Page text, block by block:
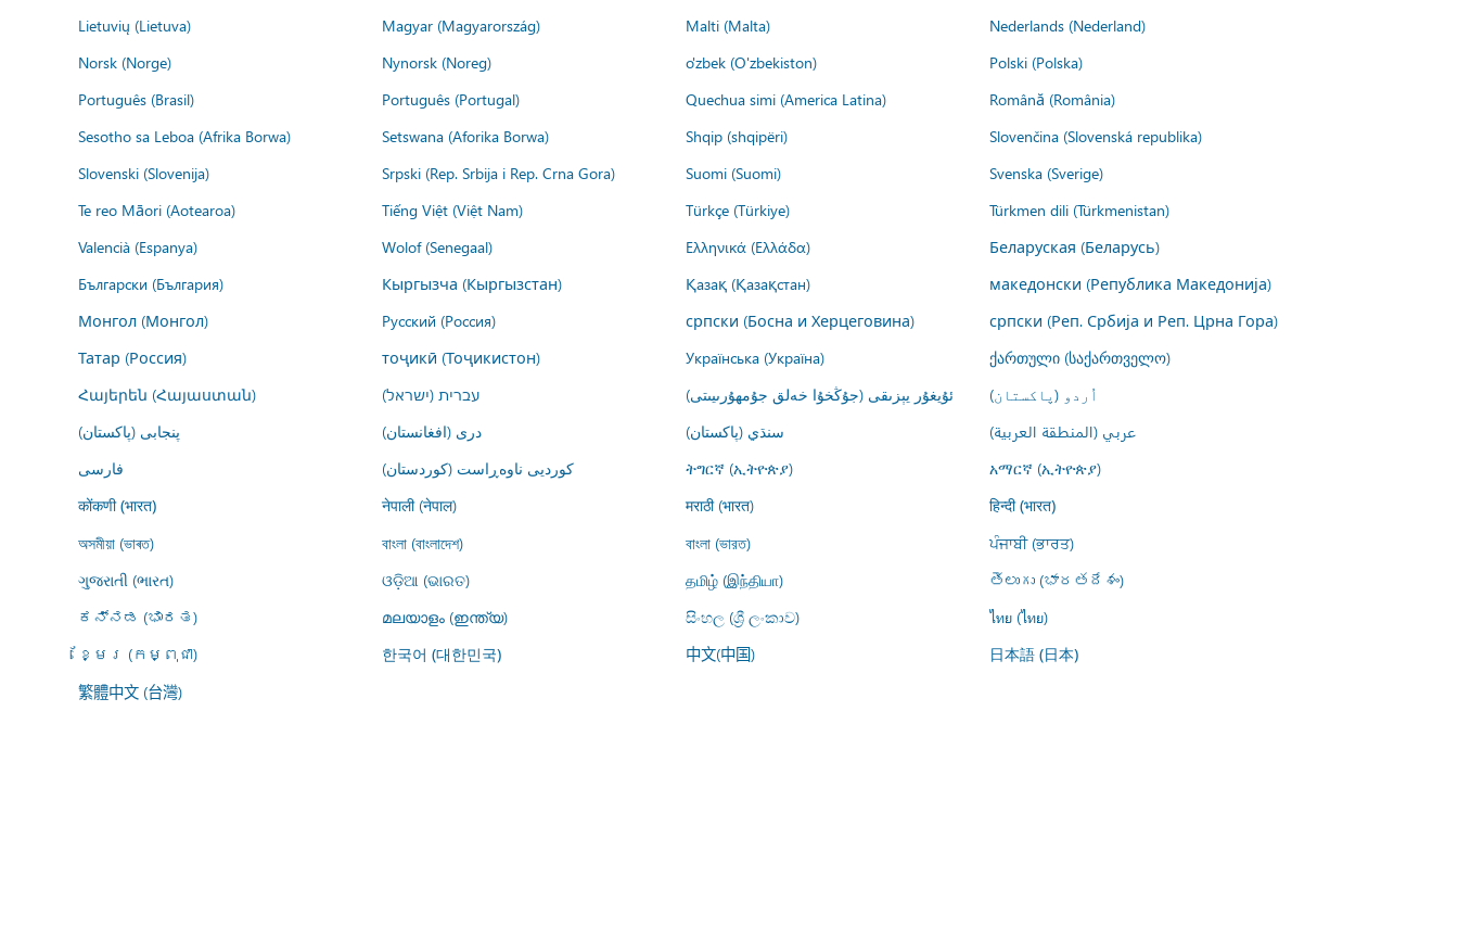
Lietuvių (Lietuva)
Magyar (Magyarország) Malti (Malta)
Nederlands (Nederland)
Norsk (Norge)
Nynorsk (Noreg) o'zbek (O'zbekiston)
Polski (Polska)
Português (Brasil)
Português (Portugal) Quechua simi (America Latina)
Română (România)
Sesotho sa Leboa (Afrika Borwa)
Setswana (Aforika Borwa) Shqip (shqipëri)
Slovenčina (Slovenská republika)
Slovenski (Slovenija)
Srpski (Rep. Srbija i Rep. Crna Gora) Suomi (Suomi)
Svenska (Sverige)
Te reo Māori (Aotearoa)
Tiếng Việt (Việt Nam) Türkçe (Türkiye)
Türkmen dili (Türkmenistan)
Valencià (Espanya)
Wolof (Senegaal) Ελληνικά (Ελλάδα)
Беларуская (Беларусь)
Български (България)
Кыргызча (Кыргызстан) Қазақ (Қазақстан)
македонски (Република Македонија)
Монгол (Монгол)
Русский (Россия) српски (Босна и Херцеговина)
српски (Реп. Србија и Реп. Црна Гора)
Татар (Россия)
тоҷикӣ (Тоҷикистон) Українська (Україна)
ქართული (საქართველო)
Հայերեն (Հայաստան)
עברית (ישראל) ئۇيغۇر يېزىقى (جۇڭخۇا خەلق جۇمھۇرىيىتى)
اُردو (پاکستان)
پنجابی (پاکستان)
درى (افغانستان) سنڌي (پاکستان)
عربي (المنطقة العربية)
فارسى
کوردیی ناوەڕاست (کوردستان) ትግርኛ (ኢትዮጵያ) አማርኛ (ኢትዮጵያ)
कोंकणी (भारत) नेपाली (नेपाल) मराठी (भारत) हिन्दी (भारत)
অসমীয়া (ভাৰত) বাংলা (বাংলাদেশ) বাংলা (ভারত)
ਪੰਜਾਬੀ (ਭਾਰਤ)
ગુજરાતી (ભારત)
ଓଡ଼ିଆ (ଭାରତ) தமிழ் (இந்தியா)
తెలుగు (భారతదేశం)
ಕನ್ನಡ (ಭಾರತ)
മലയാളം (ഇന്ത്യ) සිංහල (ශ්‍රී ලංකාව)
ไทย (ไทย)
ខ្មែរ (កម្ពុជា)
한국어 (대한민국) 中文(中国) 日本語 (日本)
繁體中文 (台灣)